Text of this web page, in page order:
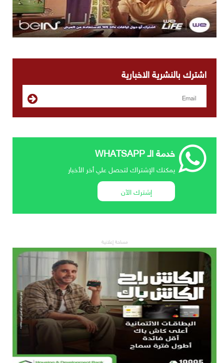
اشترك بالنشرية الاخبارية
خدمة الـ WHATSAPP
يمكنك الإشتراك لتحصل علي أخر الأخبار
إشترك الآن
مساحة إعلانية